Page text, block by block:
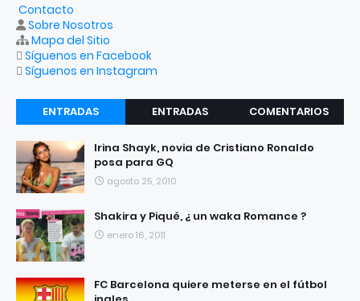
Contacto
Sobre Nosotros
Mapa del Sitio
Síguenos en Facebook
Síguenos en Instagram
ENTRADAS
ENTRADAS
COMENTARIOS
Irina Shayk, novia de Cristiano Ronaldo
posa para GQ
agosto 25, 2010
Shakira y Piqué, ¿ un waka Romance ?
enero 16, 2011
FC Barcelona quiere meterse en el fútbol